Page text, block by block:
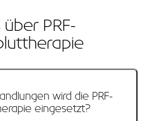
über PRF-
wird die PRF-
eingesetzt?